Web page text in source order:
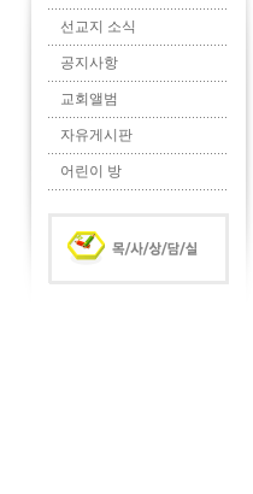
선교지 소식
공지사항
교회앨범
자유게시판
어린이 방